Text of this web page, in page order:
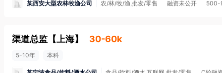
某西安大型农林牧渔公司 农/林/牧/渔,批发/零售 融资未公开 500-
渠道总监 【 上海】 30-60k
5-10年 本科